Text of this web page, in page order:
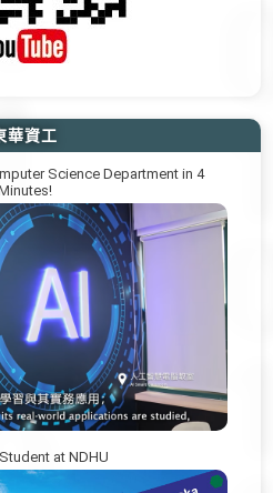
華資工
Science Department in 4
at NDHU